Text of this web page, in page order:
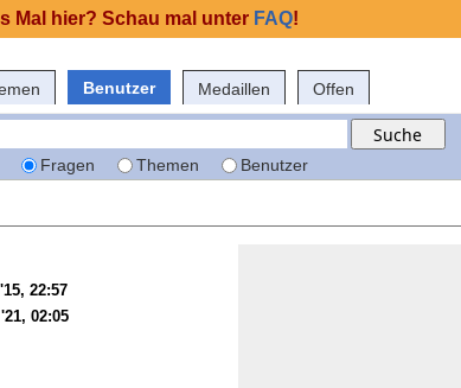
Benutzer Medaillen Offen
Fragen Themen Benutzer
22:57
02:05
Mal hier? Schau mal unter FAQ!